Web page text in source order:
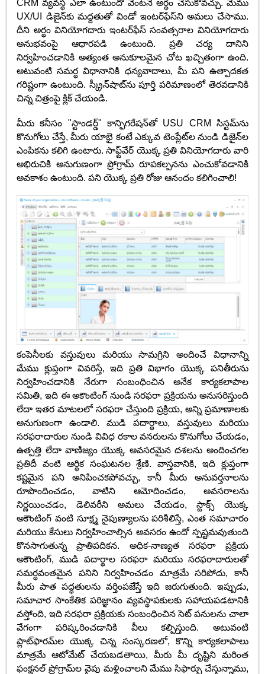
CRM వ్యవస్థ ఎలా ఉంటుందో వెంటనే అర్థం చేసుకోవచ్చు. మేము
UX/UI డిజైన్‌కు మద్దతుతో విండో ఇంటర్‌ఫేస్‌ని అమలు చేసాము.
దీని అర్థం వినియోగదారు ఇంటర్‌ఫేస్ సంవత్సరాల వినియోగదారు
అనుభవంపై ఆధారపడి ఉంటుంది. ప్రతి చర్య దానిని
నిర్వహించడానికి అత్యంత అనుకూలమైన చోట ఖచ్చితంగా ఉంది.
అటువంటి సమర్థ విధానానికి ధన్యవాదాలు, మీ పని ఉత్పాదకత
గరిష్టంగా ఉంటుంది. స్క్రీన్‌షాట్‌ను పూర్తి పరిమాణంలో తెరవడానికి
చిన్న చిత్రంపై క్లిక్ చేయండి.
మీరు కనీసం "స్టాండర్డ్" కాన్ఫిగరేషన్‌తో USU CRM సిస్టమ్‌ను
కొనుగోలు చేస్తే, మీరు యాభై కంటే ఎక్కువ టెంప్లేట్‌ల నుండి డిజైన్‌ల
ఎంపికను కలిగి ఉంటారు. సాఫ్ట్‌వేర్ యొక్క ప్రతి వినియోగదారు వారి
అభిరుచికి అనుగుణంగా ప్రోగ్రామ్ రూపకల్పనను ఎంచుకోవడానికి
అవకాశం ఉంటుంది. పని యొక్క ప్రతి రోజు ఆనందం కలిగించాలి!
కంపెనీలకు వస్తువులు మరియు సామగ్రిని అందించే విధానాన్ని
మేము క్లుప్తంగా వివరిస్తే, ఇది ప్రతి విభాగం యొక్క పనితీరును
నిర్వహించడానికి నేరుగా సంబంధించిన అనేక కార్యకలాపాల
సమితి, ఇది ఈ అకౌంటింగ్ నుండి సరఫరా ప్రక్రియను అనుసరిస్తుంది
లేదా ఇతర మాటలలో సరఫరా చేస్తుంది ప్రక్రియ, అన్ని ప్రమాణాలకు
అనుగుణంగా ఉండాలి. ముడి పదార్థాలు, వస్తువులు మరియు
సరఫరాదారుల నుండి వివిధ రకాల వనరులను కొనుగోలు చేయడం,
ఉత్పత్తి లేదా వాణిజ్యం యొక్క అవసరమైన దశలను అందించగల
ప్రతిదీ వంటి ఆర్థిక సంఘటనల శ్రేణి. వాస్తవానికి, ఇది క్లుప్తంగా
కష్టమైన పని అనిపించకపోవచ్చు, కానీ మీరు అనువర్తనాలను
రూపొందించడం, వాటిని ఆమోదించడం, అవసరాలను
నిర్ణయించడం, డెలివరీని అమలు చేయడం, స్టాక్స్ యొక్క
అకౌంటింగ్ వంటి సూక్ష్మ నైపుణ్యాలను పరిశీలిస్తే, ఎంత సమాచారం
మరియు కేసులు నిర్వహించాల్సిన అవసరం ఉందో స్పష్టమవుతుంది
కొనసాగుతున్న ప్రాతిపదికన. అధిక-నాణ్యత సరఫరా ప్రక్రియ
అకౌంటింగ్, ముడి పదార్థాల సరఫరా మరియు సరఫరాదారులతో
సమర్థవంతమైన పనిని నిర్వహించడం మాత్రమే సరిపోదు, కానీ
మీరు పాత పద్ధతులను వర్తింపజేస్తే ఇది జరుగుతుంది. ఇప్పుడు,
సమాచార సాంకేతిక పరిజ్ఞానం వ్యవస్థాపకులకు సహాయపడటానికి
వస్తోంది, ఇది సరఫరా ప్రక్రియకు సంబంధించిన సెట్ పనులను చాలా
వేగంగా పరిష్కరించడానికి వీలు కల్పిస్తుంది. అటువంటి
ప్లాట్‌ఫారమ్‌ల యొక్క చిన్న సంస్కరణలో, కొన్ని కార్యకలాపాలు
మాత్రమే ఆటోమేట్ చేయబడతాయి, మీరు మీ దృష్టిని మరింత
ఫంక్షనల్ ప్రోగ్రామ్‌ల వైపు మళ్లించాలని మేము సిఫార్సు చేస్తున్నాము,